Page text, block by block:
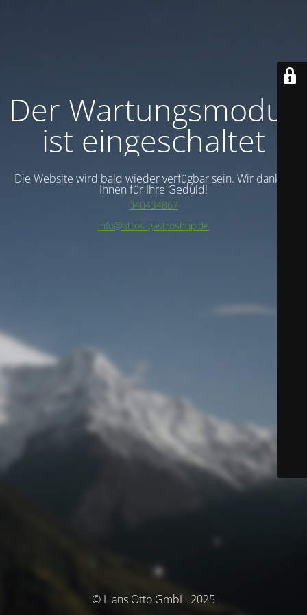
Der Wartungsmodus
ist eingeschaltet
Die Website wird bald wieder verfügbar sein. Wir danken
Ihnen für Ihre Geduld!
040434867
info@ottos-gastroshop.de
© Hans Otto GmbH 2025